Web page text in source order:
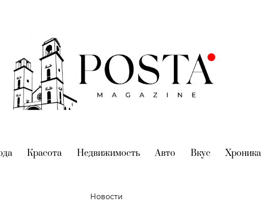
(current)
Красота (current)
Недвижимость(current)
Авто (current)
Вкус (current)
Хроника
Новости